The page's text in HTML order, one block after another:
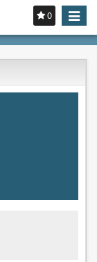
0
Toggle